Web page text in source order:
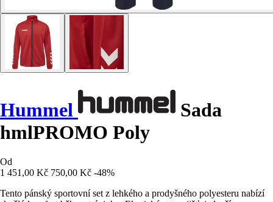
Hummel
Sada
hmlPROMO Poly
Od
1 451,00 Kč 750,00 Kč -48%
Tento pánský sportovní set z lehkého a prodyšného polyesteru nabízí